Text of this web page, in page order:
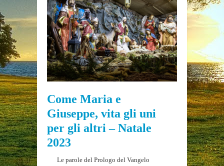
Come Maria e
Giuseppe, vita gli uni
per gli altri – Natale
2023
Le parole del Prologo del Vangelo